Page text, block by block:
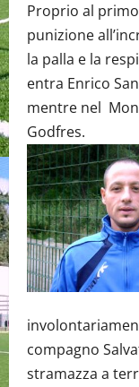
Proprio al
punizione
la palla e la
entra Enrico
mentre nel
Godfres.
compagno
stramazza a